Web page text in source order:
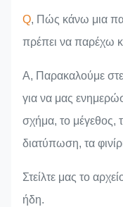
Q, Πώς κάνω μια
πρέπει να παρέχω
Α, Παρακαλούμε
για να μας
σχήμα, το μέγεθος,
διατύπωση, τα
Στείλτε μας το
ήδη.